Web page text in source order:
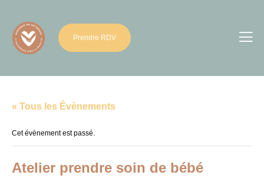
Prendre RDV
« Tous les Évènements
Cet évènement est passé.
Atelier prendre soin de bébé